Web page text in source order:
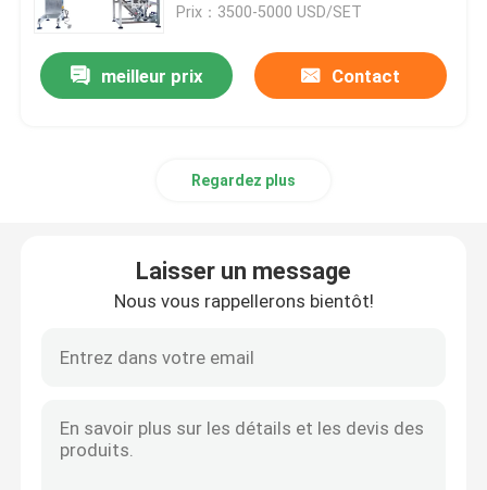
Domicile
Prix：3500-5000 USD/SET
meilleur prix Contact
Regardez plus
Laisser un message
Nous vous rappellerons bientôt!